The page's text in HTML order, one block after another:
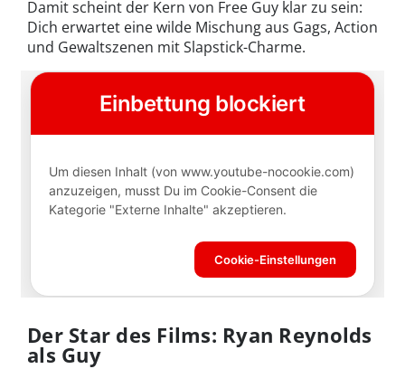
Damit scheint der Kern von Free Guy klar zu sein:
Dich erwartet eine wilde Mischung aus Gags, Action
und Gewaltszenen mit Slapstick-Charme.
Der Star des Films: Ryan Reynolds
als Guy